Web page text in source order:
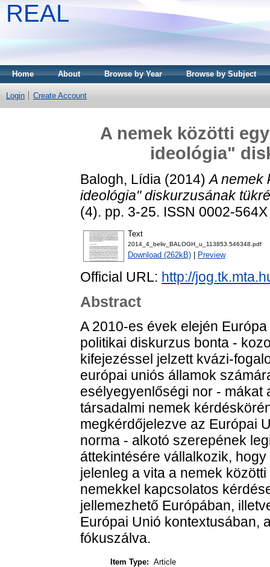
REAL
Home About Browse by Year Browse by Subject
Login Create Account
A nemek közötti
ideológia"
Balogh, Lídia (2014)A nemek
ideológia" diskurzusának
(4). pp. 3-25. ISSN 0002-564X
Text
2014_4_beliv_BALOGH_u_113853.546348.pdf
Download (262kB) Preview
Official URL: http://
Abstract
A 2010-es évek elején
politikai diskurzus bonta -
kifejezéssel jelzett kvázi-
európai uniós államok
esélyegyenlőségi nor - mákat
társadalmi nemek
megkérdőjelezve az Európai
norma - alkotó szerepének
áttekintésére vállalkozik,
jelenleg a vita a nemek
nemekkel kapcsolatos
jellemezhető Európában,
Európai Unió kontextusában,
fókuszálva.
Item Type: Article